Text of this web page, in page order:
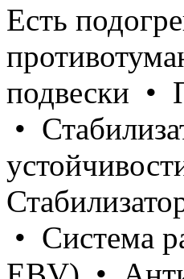
Есть
подвески •
•
• Система